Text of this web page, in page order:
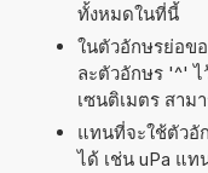
ทั้งหมดในที่นี้
ในตัวอักษรย่อข
ละตัวอักษร '^'
เซนติเมตร สาม
แทนที่จะใช้ตัวอั
ได้ เช่น uPa แท